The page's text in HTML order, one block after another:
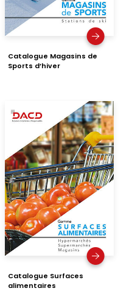
Catalogue Magasins de
Sports d’hiver
Catalogue Surfaces
alimentaires